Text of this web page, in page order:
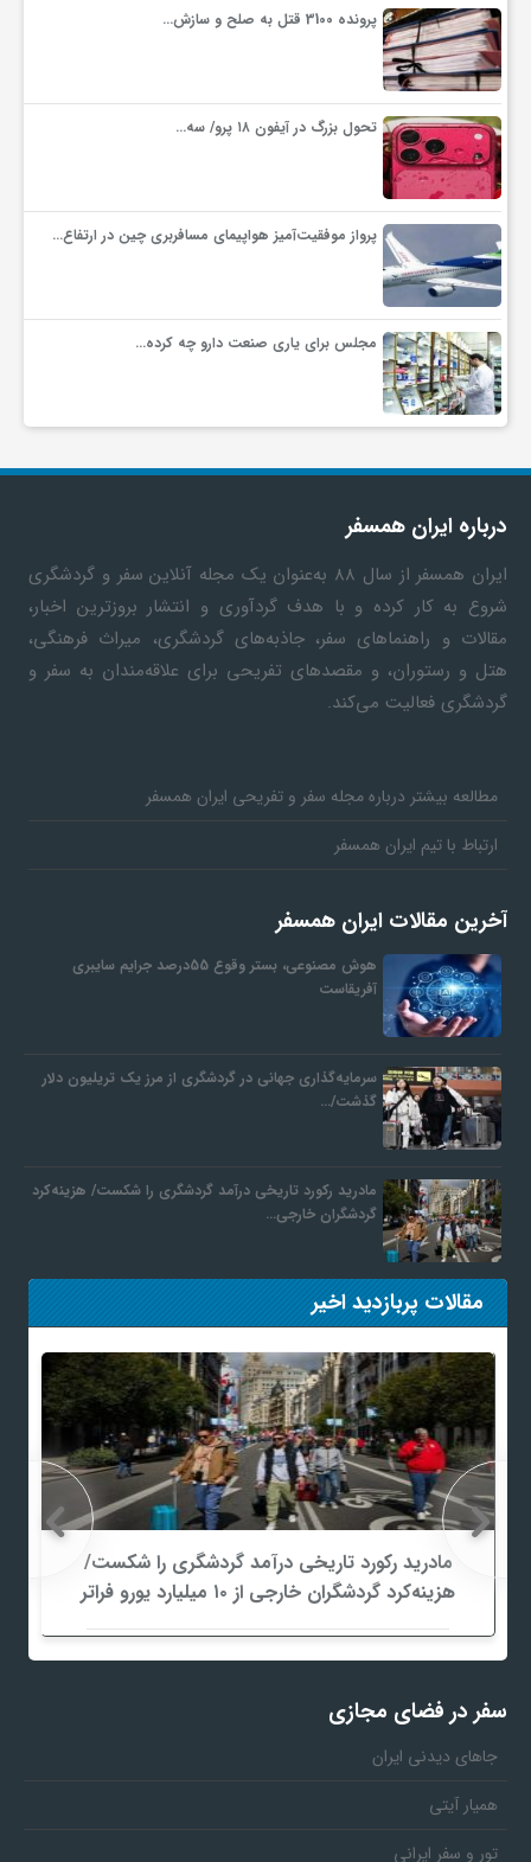
پرونده 3100 قتل به صلح و سازش…
تحول بزرگ در آیفون ۱۸ پرو/ سه…
پرواز موفقیت‌آمیز هواپیمای مسافربری چین در ارتفاع…
مجلس برای یاری صنعت دارو چه کرده…
درباره ایران همسفر
ایران همسفر
از سال ۸۸ به‎‌عنوان یک مجله آنلاین سفر و گردشگری
شروع به کار کرده و با هدف گردآوری و انتشار بروزترین اخبار،
مقالات و راهنماهای سفر، جاذبه‌های گردشگری، میراث فرهنگی،
هتل و رستوران، و مقصدهای تفریحی برای علاقه‌مندان به سفر و
گردشگری فعالیت می‌کند.
مطالعه بیشتر درباره مجله سفر و تفریحی ایران همسفر
ارتباط با تیم ایران همسفر
آخرین مقالات ایران همسفر
هوش مصنوعی، بستر وقوع 55درصد جرایم سایبری
آفریقاست
سرمایه‌گذاری جهانی در گردشگری از مرز یک تریلیون دلار
گذشت/…
مادرید رکورد تاریخی درآمد گردشگری را شکست/ هزینه‌کرد
گردشگران خارجی…
مقالات پربازدید اخیر
مادرید رکورد تاریخی درآمد گردشگری را شکست/
هزینه‌کرد گردشگران خارجی از ۱۰ میلیارد یورو فراتر
رفت
سفر در فضای مجازی
جاهای دیدنی ایران
همیار آیتی
تور و سفر ایرانی